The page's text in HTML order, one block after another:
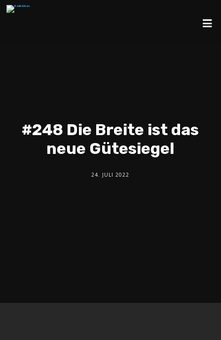
#248 Die Breite ist das
neue Gütesiegel
24. JULI 2022